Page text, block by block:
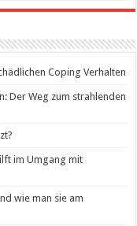
Coping Verhalten
Der Weg zum strahlenden
im Umgang mit
wie man sie am